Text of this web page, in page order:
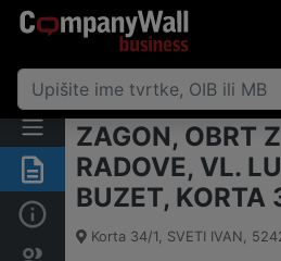
Sažetak
Osnovne informacije
ZAGON, OBRT
RADOVE, VL.
BUZET, KORTA
Korta 34/1, SVETI IVAN,